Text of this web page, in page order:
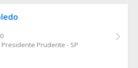
Presidente Prudente - SP